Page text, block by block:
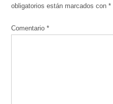
obligatorios están marcados con*
Comentario*